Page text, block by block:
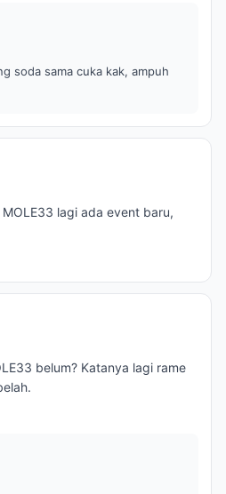
soda sama cuka kak, ampuh
lagi ada event baru,
belum? Katanya lagi rame